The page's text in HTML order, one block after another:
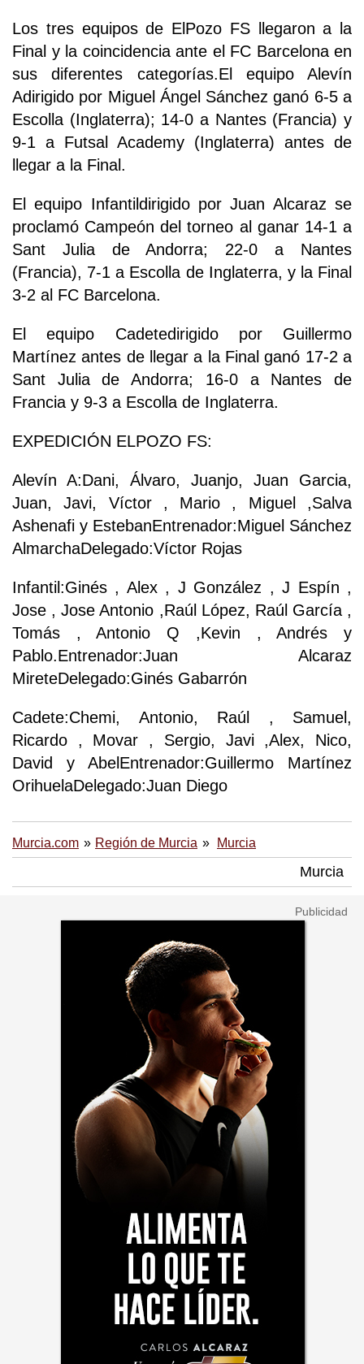
Los tres equipos de ElPozo FS llegaron a la
Final y la coincidencia ante el FC Barcelona en
sus diferentes categorías.El equipo Alevín
Adirigido por Miguel Ángel Sánchez ganó 6-5 a
Escolla (Inglaterra); 14-0 a Nantes (Francia) y
9-1 a Futsal Academy (Inglaterra) antes de
llegar a la Final.
El equipo Infantildirigido por Juan Alcaraz se
proclamó Campeón del torneo al ganar 14-1 a
Sant Julia de Andorra; 22-0 a Nantes
(Francia), 7-1 a Escolla de Inglaterra, y la Final
3-2 al FC Barcelona.
El equipo Cadetedirigido por Guillermo
Martínez antes de llegar a la Final ganó 17-2 a
Sant Julia de Andorra; 16-0 a Nantes de
Francia y 9-3 a Escolla de Inglaterra.
EXPEDICIÓN ELPOZO FS:
Alevín A:Dani, Álvaro, Juanjo, Juan Garcia,
Juan, Javi, Víctor , Mario , Miguel ,Salva
Ashenafi y EstebanEntrenador:Miguel Sánchez
AlmarchaDelegado:Víctor Rojas
Infantil:Ginés , Alex , J González , J Espín ,
Jose , Jose Antonio ,Raúl López, Raúl García ,
Tomás , Antonio Q ,Kevin , Andrés y
Pablo.Entrenador:Juan Alcaraz
MireteDelegado:Ginés Gabarrón
Cadete:Chemi, Antonio, Raúl , Samuel,
Ricardo , Movar , Sergio, Javi ,Alex, Nico,
David y AbelEntrenador:Guillermo Martínez
OrihuelaDelegado:Juan Diego
Murcia.com Región de Murcia Murcia
Murcia